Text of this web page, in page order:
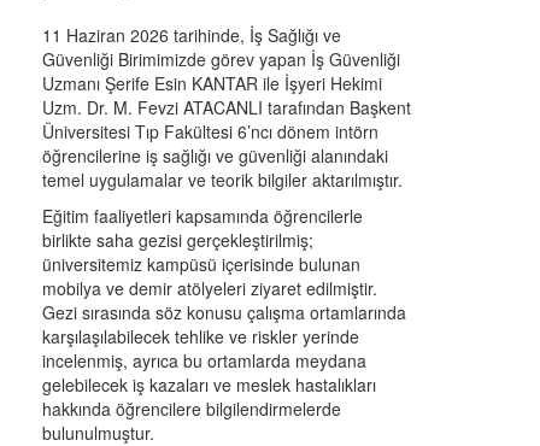
11 Haziran 2026 tarihinde, İş Sağlığı ve
Güvenliği Birimimizde görev yapan İş Güvenliği
Uzmanı Şerife Esin KANTAR ile İşyeri Hekimi
Uzm. Dr. M. Fevzi ATACANLI tarafından Başkent
Üniversitesi Tıp Fakültesi 6’ncı dönem intörn
öğrencilerine iş sağlığı ve güvenliği alanındaki
temel uygulamalar ve teorik bilgiler aktarılmıştır.
Eğitim faaliyetleri kapsamında öğrencilerle
birlikte saha gezisi gerçekleştirilmiş;
üniversitemiz kampüsü içerisinde bulunan
mobilya ve demir atölyeleri ziyaret edilmiştir.
Gezi sırasında söz konusu çalışma ortamlarında
karşılaşılabilecek tehlike ve riskler yerinde
incelenmiş, ayrıca bu ortamlarda meydana
gelebilecek iş kazaları ve meslek hastalıkları
hakkında öğrencilere bilgilendirmelerde
bulunulmuştur.